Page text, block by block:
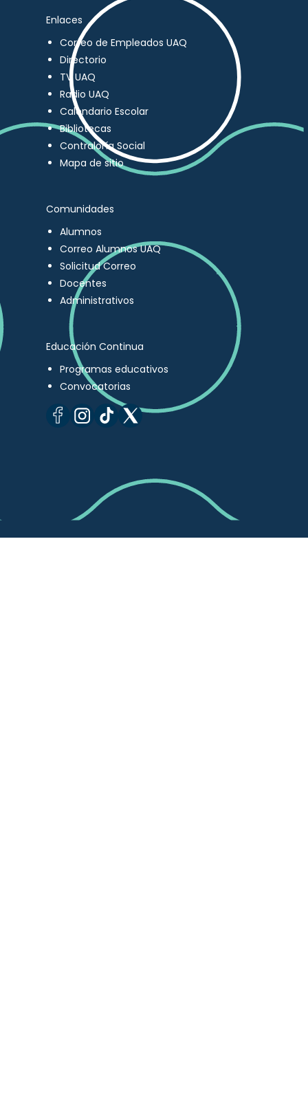
Enlaces
Correo de Empleados UAQ
Directorio
TV UAQ
Radio UAQ
Calendario Escolar
Bibliotecas
Contraloría Social
Mapa de sitio
Comunidades
Alumnos
Correo Alumnos UAQ
Solicitud Correo
Docentes
Administrativos
Educación Continua
Programas educativos
Convocatorias